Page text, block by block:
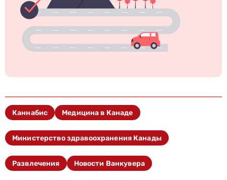
Каннабис Медицина в Канаде
Министерство здравоохранения Канады
Развлечения Новости Ванкувера